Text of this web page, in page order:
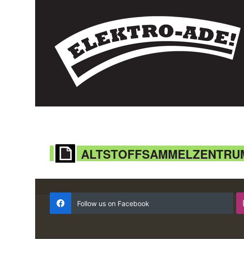
Follow us on Facebook